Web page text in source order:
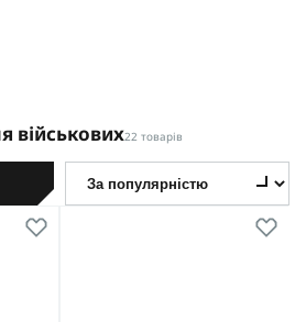
військових22 товарів